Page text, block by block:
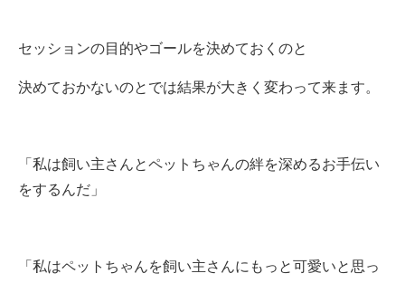
セッションの目的やゴールを決めておくのと
決めておかないのとでは結果が大きく変わって来ます。
「私は飼い主さんとペットちゃんの絆を深めるお手伝い
をするんだ」
「私はペットちゃんを飼い主さんにもっと可愛いと思っ